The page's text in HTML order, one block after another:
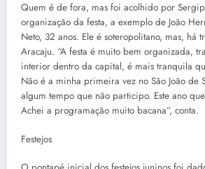
Quem é de fora, mas foi acolhido por
organização da festa, a exemplo de João
Neto, 32 anos. Ele é soteropolitano, mas, há
Aracaju. “A festa é muito bem organizada,
interior dentro da capital, é mais tranquila
Não é a minha primeira vez no São João de
algum tempo que não participo. Este ano
Achei a programação muito bacana”, conta.
Festejos